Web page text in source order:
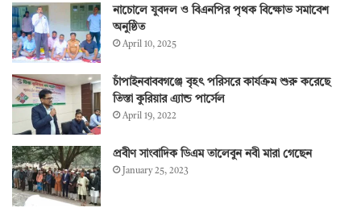
নাচোলে যুবদল ও বিএনপির পৃথক বিক্ষোভ সমাবেশ
অনুষ্ঠিত
April 10, 2025
চাঁপাইনবাববগঞ্জে বৃহৎ পরিসরে কার্যক্রম শুরু করেছে
তিস্তা কুরিয়ার এ্যান্ড পার্সেল
April 19, 2022
প্রবীণ সাংবাদিক ডিএম তালেবুন নবী মারা গেছেন
January 25, 2023